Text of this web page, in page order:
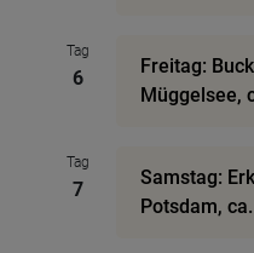
Tag
6
Freitag:
Müggelsee,
Tag
7
Samstag:
Potsdam,